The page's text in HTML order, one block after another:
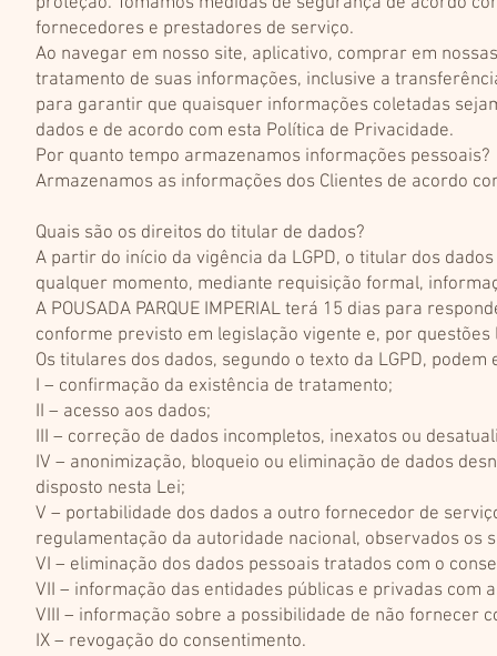
fornecedores e prestadores de serviço.
Ao navegar em nosso site, aplicativo, comprar em
tratamento de suas informações, inclusive a
para garantir que quaisquer informações coletadas
dados e de acordo com esta Política de Privacidade.
Por quanto tempo armazenamos informações pessoais?
Armazenamos as informações dos Clientes de acordo
Quais são os direitos do titular de dados?
A partir do início da vigência da LGPD, o titular dos
qualquer momento, mediante requisição formal,
A POUSADA PARQUE IMPERIAL terá 15 dias para
conforme previsto em legislação vigente e, por
Os titulares dos dados, segundo o texto da LGPD,
I – confirmação da existência de tratamento;
II – acesso aos dados;
III – correção de dados incompletos, inexatos ou
IV – anonimização, bloqueio ou eliminação de dados
disposto nesta Lei;
V – portabilidade dos dados a outro fornecedor de
regulamentação da autoridade nacional, observados os
VI – eliminação dos dados pessoais tratados com o
VII – informação das entidades públicas e privadas
VIII – informação sobre a possibilidade de não fornecer
IX – revogação do consentimento.